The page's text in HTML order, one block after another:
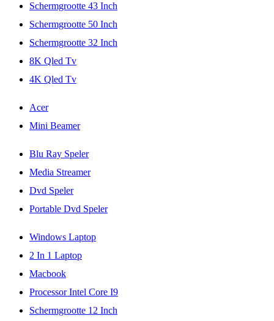
Schermgrootte 43 Inch
Schermgrootte 50 Inch
Schermgrootte 32 Inch
8K Qled Tv
4K Qled Tv
Acer
Mini Beamer
Blu Ray Speler
Media Streamer
Dvd Speler
Portable Dvd Speler
Windows Laptop
2 In 1 Laptop
Macbook
Processor Intel Core I9
Schermgrootte 12 Inch